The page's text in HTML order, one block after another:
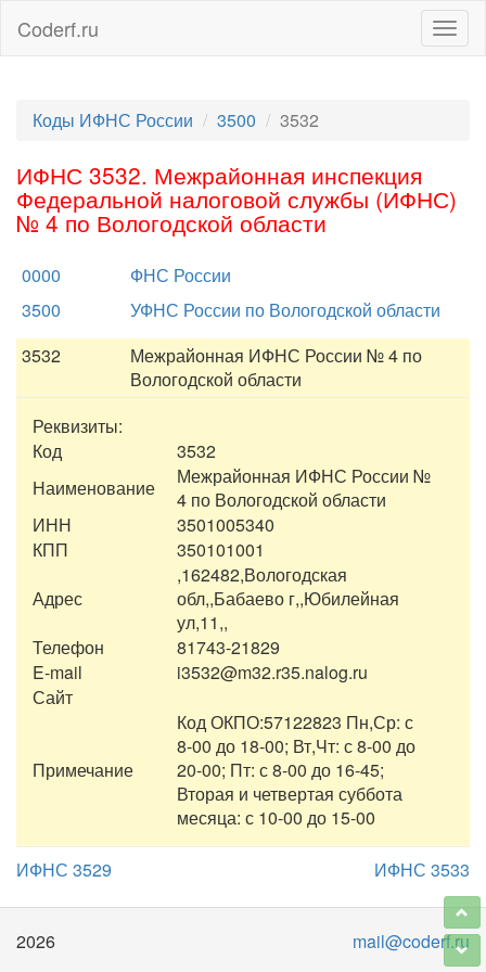
Coderf.ru
Коды ИФНС России 3500 3532
ИФНС 3532. Межрайонная инспекция
Федеральной налоговой службы (ИФНС)
№ 4 по Вологодской области
0000
ФНС России
3500
УФНС России по Вологодской области
3532
Межрайонная ИФНС России № 4 по
Вологодской области
Реквизиты:
Код
3532
Наименование
Межрайонная ИФНС России №
4 по Вологодской области
ИНН
3501005340
КПП
350101001
Адрес
,162482,Вологодская
обл,,Бабаево г,,Юбилейная
ул,11,,
Телефон
81743-21829
E-mail
i3532@m32.r35.nalog.ru
Сайт
Примечание
Код ОКПО:57122823 Пн,Ср: с
8-00 до 18-00; Вт,Чт: с 8-00 до
20-00; Пт: с 8-00 до 16-45;
Вторая и четвертая суббота
месяца: с 10-00 до 15-00
ИФНС 3529 ИФНС 3533
2026 mail@coderf.ru